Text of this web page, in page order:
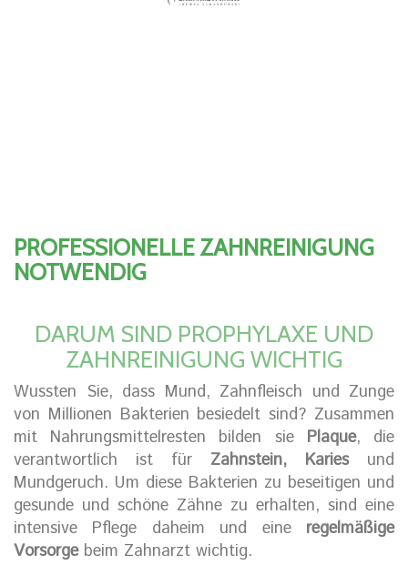
PROFESSIONELLE ZAHNREINIGUNG
NOTWENDIG
DARUM SIND PROPHYLAXE UND
ZAHNREINIGUNG WICHTIG
Wussten Sie, dass Mund, Zahnfleisch und Zunge
von Millionen Bakterien besiedelt sind? Zusammen
mit Nahrungsmittelresten bilden sie Plaque, die
verantwortlich ist für Zahnstein, Kariesund
Mundgeruch. Um diese Bakterien zu beseitigen und
gesunde und schöne Zähne zu erhalten, sind eine
intensive Pflege daheim und eine regelmäßige
Vorsorgebeim Zahnarzt wichtig.